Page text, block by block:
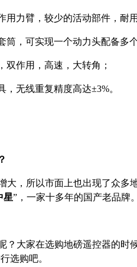
力臂，较少的活动部件，耐用
，可实现一个动力头配备多
作用，高速，大转角；
无线重复精度高达±3%。
大，所以市面上也出现了众
星”，一家十多年的国产老品牌。
？大家在选购地磅遥控器的
选购吧。